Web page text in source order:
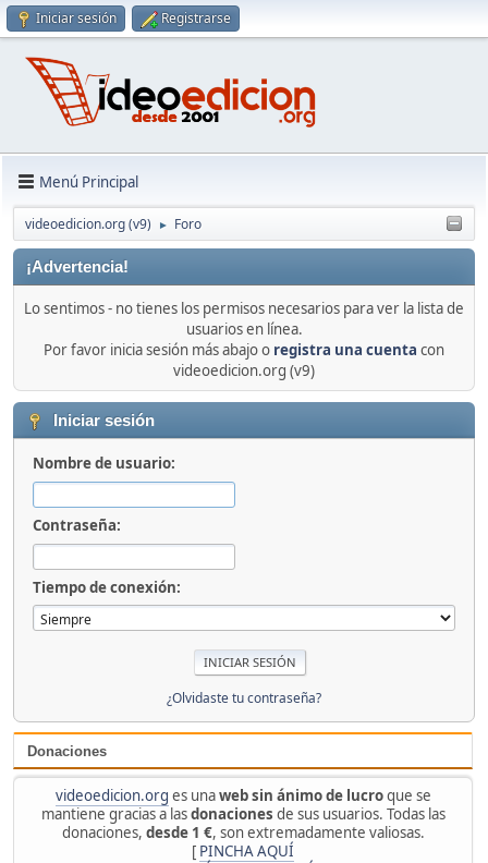
Iniciar sesión Registrarse
Menú Principal
videoedicion.org (v9) ► Foro
Donaciones
videoedicion.org es unaweb sin ánimo de lucroque se
mantiene gracias a lasdonaciones de sus usuarios. Todas las
donaciones, desde 1 €, son extremadamente valiosas.
[ PINCHA AQUÍ
¡Advertencia!
Lo sentimos - no tienes los permisos necesarios para ver la lista de
usuarios en línea.
Por favor inicia sesión más abajo o registra una cuenta con
videoedicion.org (v9)
Iniciar sesión
Nombre de usuario:
Contraseña:
Tiempo de conexión:
¿Olvidaste tu contraseña?